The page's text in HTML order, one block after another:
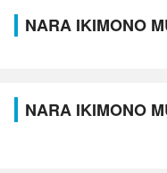
NARA IKIMONO
NARA IKIMONO